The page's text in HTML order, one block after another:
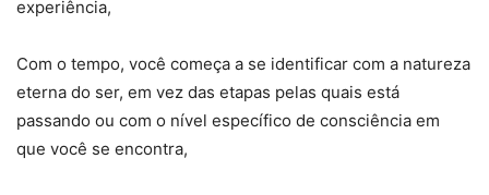
experiência,
Com o tempo, você começa a se identificar com a natureza
eterna do ser, em vez das etapas pelas quais está
passando ou com o nível específico de consciência em
que você se encontra,